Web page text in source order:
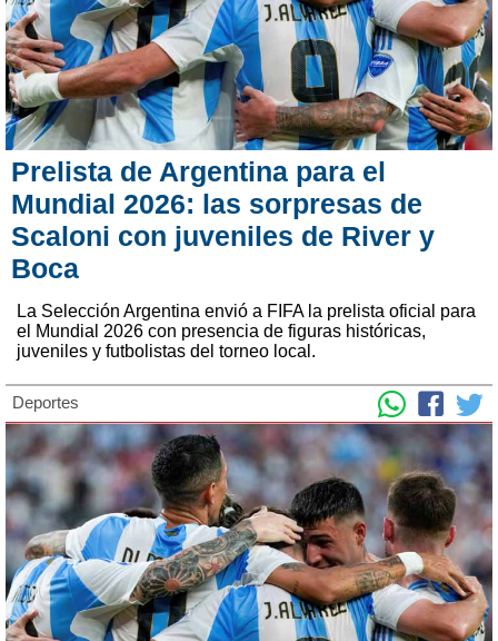
Prelista de Argentina para el
Mundial 2026: las sorpresas de
Scaloni con juveniles de River y
Boca
La Selección Argentina envió a FIFA la prelista oficial para
el Mundial 2026 con presencia de figuras históricas,
juveniles y futbolistas del torneo local.
Deportes